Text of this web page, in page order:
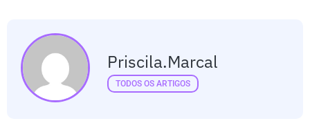
Priscila.marcal
TODOS OS ARTIGOS